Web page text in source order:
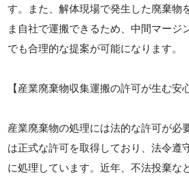
す。また、解体現場で発生した廃棄物
ま自社で運搬できるため、中間マージ
でも合理的な提案が可能になります。
【産業廃棄物収集運搬の許可が生む安
産業廃棄物の処理には法的な許可が必
は正式な許可を取得しており、法令遵
に処理しています。近年、不法投棄な